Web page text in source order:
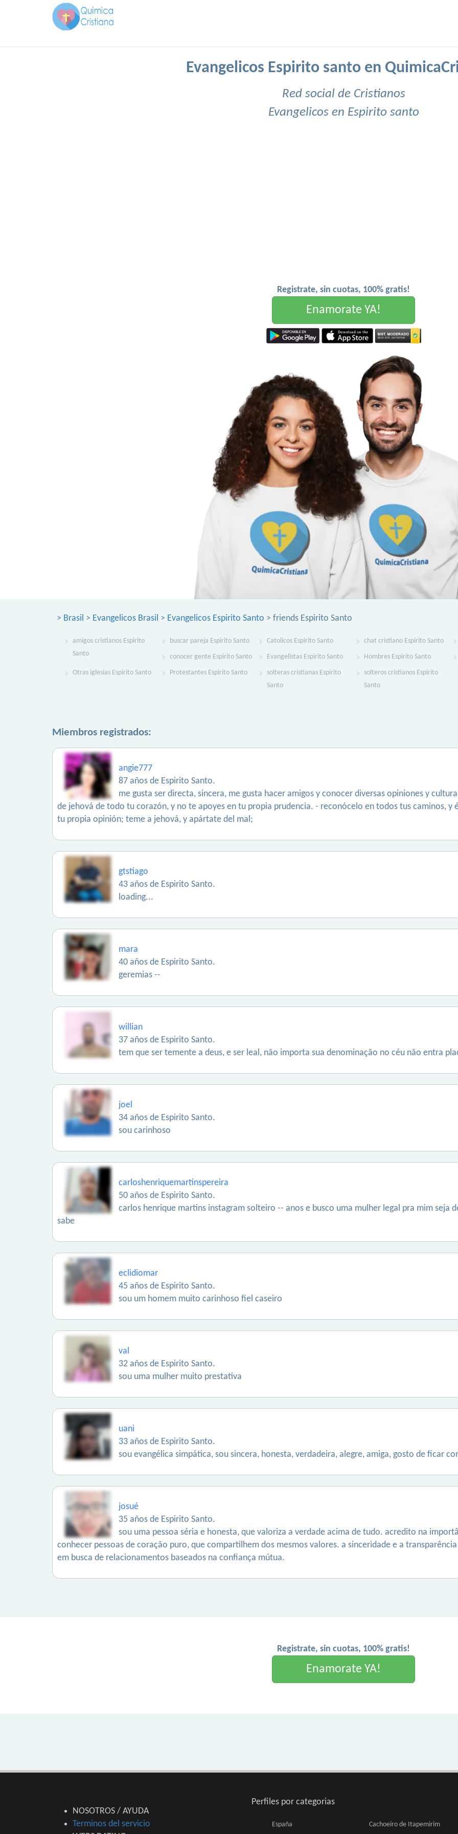
Evangelicos Espirito santo en
Red social de Cristianos
Evangelicos en Espirito santo
Registrate, sin cuotas, 100% gratis!
Enamorate YA!
> Brasil > Evangelicos Brasil > Evangelicos Espirito Santo > friends Espirito Santo
amigos cristianos Espirito
Santo
buscar pareja Espirito Santo Catolicos Espirito Santo chat cristiano Espirito Santo
conocer gente Espirito Santo Evangelistas Espirito Santo Hombres Espirito Santo
Otras iglesias Espirito Santo Protestantes Espirito Santo
solteras cristianas Espirito
Santo
solteros cristianos Espirito
Santo
Miembros registrados:
angie777
87 años de Espirito Santo.
me gusta ser directa, sincera, me gusta hacer amigos y conocer diversas opiniones y
de jehová de todo tu corazón, y no te apoyes en tu propia prudencia. - reconócelo en todos tus caminos, y
tu propia opinión; teme a jehová, y apártate del mal;
gtstiago
43 años de Espirito Santo.
loading...
mara
40 años de Espirito Santo.
geremias --
willian
37 años de Espirito Santo.
tem que ser temente a deus, e ser leal, não importa sua denominação no céu não entra
joel
34 años de Espirito Santo.
sou carinhoso
carloshenriquemartinspereira
50 años de Espirito Santo.
carlos henrique martins instagram solteiro -- anos e busco uma mulher legal pra mim seja
sabe
eclidiomar
45 años de Espirito Santo.
sou um homem muito carinhoso fiel caseiro
val
32 años de Espirito Santo.
sou uma mulher muito prestativa
uani
33 años de Espirito Santo.
sou evangélica simpática, sou sincera, honesta, verdadeira, alegre, amiga, gosto de ficar
josué
35 años de Espirito Santo.
sou uma pessoa séria e honesta, que valoriza a verdade acima de tudo. acredito na
conhecer pessoas de coração puro, que compartilhem dos mesmos valores. a sinceridade e a
em busca de relacionamentos baseados na confiança mútua.
Registrate, sin cuotas, 100% gratis!
Enamorate YA!
NOSOTROS / AYUDA
Terminos del servicio
Perfiles por categorias
España Cachoeiro de Itapemirim